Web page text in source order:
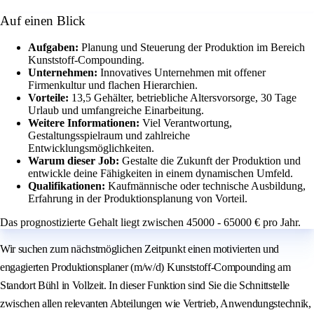
Auf einen Blick
Aufgaben: Planung und Steuerung der Produktion im Bereich
Kunststoff-Compounding.
Unternehmen: Innovatives Unternehmen mit offener
Firmenkultur und flachen Hierarchien.
Vorteile: 13,5 Gehälter, betriebliche Altersvorsorge, 30 Tage
Urlaub und umfangreiche Einarbeitung.
Weitere Informationen: Viel Verantwortung,
Gestaltungsspielraum und zahlreiche
Entwicklungsmöglichkeiten.
Warum dieser Job: Gestalte die Zukunft der Produktion und
entwickle deine Fähigkeiten in einem dynamischen Umfeld.
Qualifikationen: Kaufmännische oder technische Ausbildung,
Erfahrung in der Produktionsplanung von Vorteil.
Das prognostizierte Gehalt liegt zwischen 45000 - 65000 € pro Jahr.
Wir suchen zum nächstmöglichen Zeitpunkt einen motivierten und
engagierten Produktionsplaner (m/w/d) Kunststoff-Compounding am
Standort Bühl in Vollzeit. In dieser Funktion sind Sie die Schnittstelle
zwischen allen relevanten Abteilungen wie Vertrieb, Anwendungstechnik,